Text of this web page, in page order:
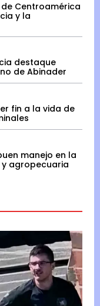
Centroamérica
y la
destaque
de Abinader
fin a la vida de
manejo en la
agropecuaria